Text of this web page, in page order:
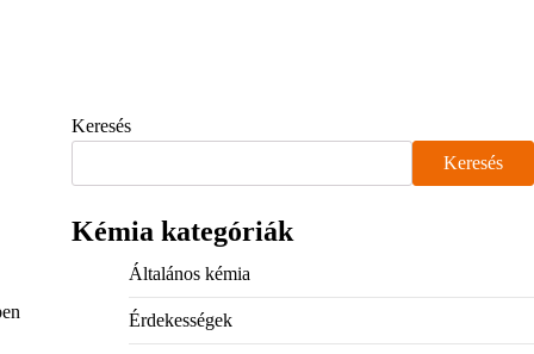
Keresés
Keresés
Kémia kategóriák
Általános kémia
Érdekességek